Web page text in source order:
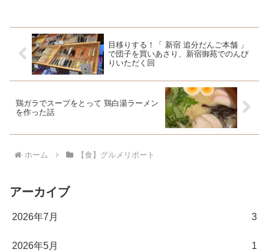
目移りする！「 新宿 追分だんご本舗 」
で団子を買いあさり、新宿御苑でのんび
りいただく回
鶏ガラでスープをとって 鶏白湯ラーメン
を作った話
ホーム 【食】グルメリポート
アーカイブ
2026年7月 3
2026年5月 1